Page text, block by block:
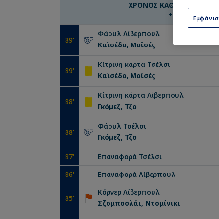
ΧΡΟΝΟΣ ΚΑΘΥΣΤΕΡΗΣΕΩΝ
+
89'
Φάουλ Λίβερπουλ
Καϊσέδο, Μοϊσές
89'
Κίτρινη κάρτα Τσέλσι
Καϊσέδο, Μοϊσές
88'
Κίτρινη κάρτα Λίβερπουλ
Γκόμεζ, Τζο
88'
Φάουλ Τσέλσι
Γκόμεζ, Τζο
87' Επαναφορά Τσέλσι
86' Επαναφορά Λίβερπουλ
85'
Κόρνερ Λίβερπουλ
Σζομποσλάι, Ντομίνικι